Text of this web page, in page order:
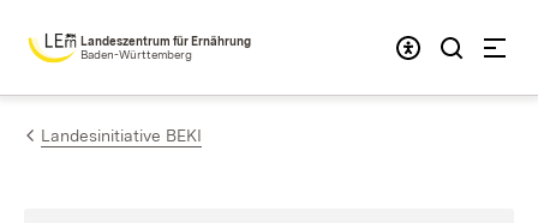
Zum Inhalt springen
Landeszentrum für Ernährung
Baden-Württemberg
Landesinitiative BEKI